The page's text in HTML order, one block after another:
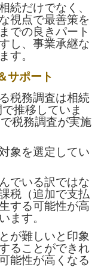
続だけでなく、
視点で最善策を
での良きパート
し、事業承継な
す。
サポート
税務調査は相続
推移していま
税務調査が実施
象を選定してい
でいる訳ではな
税（追加で支払
する可能性が高
ます。
が難しいと印象
ることができれ
能性が高くなる